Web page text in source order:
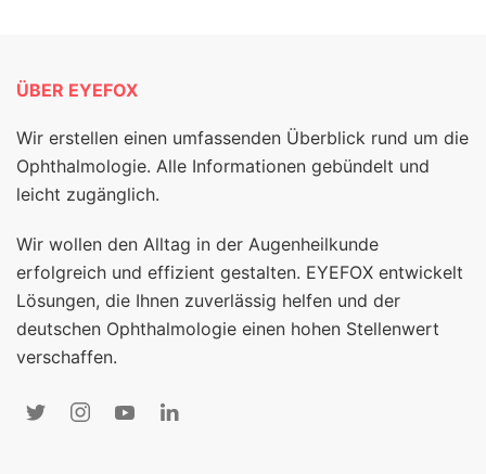
ÜBER EYEFOX
Wir erstellen einen umfassenden Überblick rund um die
Ophthalmologie. Alle Informationen gebündelt und
leicht zugänglich.
Wir wollen den Alltag in der Augenheilkunde
erfolgreich und effizient gestalten. EYEFOX entwickelt
Lösungen, die Ihnen zuverlässig helfen und der
deutschen Ophthalmologie einen hohen Stellenwert
verschaffen.